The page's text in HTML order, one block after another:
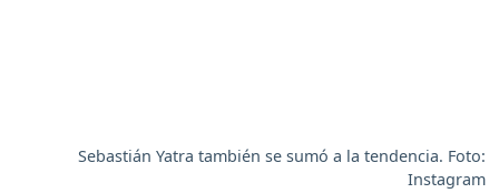
Sebastián Yatra también se sumó a la tendencia. Foto:
Instagram